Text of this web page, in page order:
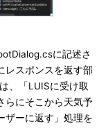
に記述さ
レスポンスを返す部
、「LUISに受け取
らにそこから天気予
ザーに返す」処理を